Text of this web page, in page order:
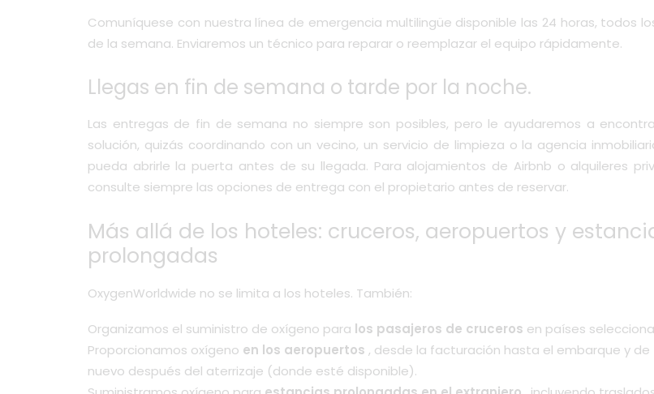
Comuníquese con nuestra línea de emergencia multilingüe disponible las 24 horas, todos
de la semana. Enviaremos un técnico para reparar o reemplazar el equipo rápidamente.
Llegas en fin de semana o tarde por la noche.
Las entregas de fin de semana no siempre son posibles, pero le ayudaremos a
solución, quizás coordinando con un vecino, un servicio de limpieza o la agencia
pueda abrirle la puerta antes de su llegada. Para alojamientos de Airbnb o alquileres
consulte siempre las opciones de entrega con el propietario antes de reservar.
Más allá de los hoteles: cruceros, aeropuertos y
prolongadas
OxygenWorldwide no se limita a los hoteles. También:
Organizamos el suministro de oxígeno para los pasajeros de cruceros en países
Proporcionamos oxígeno en los aeropuertos , desde la facturación hasta el embarque y de
nuevo después del aterrizaje (donde esté disponible).